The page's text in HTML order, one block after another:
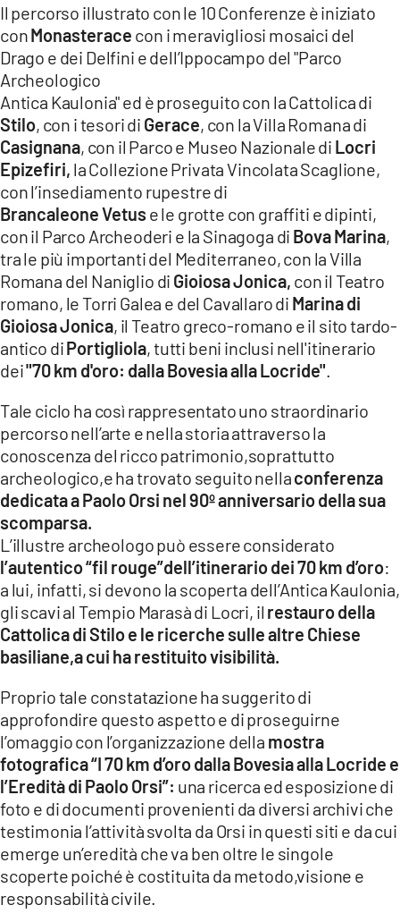
ANDROID
APPLE
Il percorso illustrato con le 10 Conferenze è iniziato
conMonasterace con i meravigliosi mosaici del
Drago e dei Delfini e dell’Ippocampo del "Parco
Archeologico
Antica Kaulonia" ed è proseguito con la Cattolica di
Stilo, con i tesori di Gerace, con la Villa Romana di
Casignana, con il Parco e Museo Nazionale di Locri
Epizefiri, la Collezione Privata Vincolata Scaglione,
con l’insediamento rupestre di
Brancaleone Vetus e le grotte con graffiti e dipinti,
con il Parco Archeoderi e la Sinagoga di Bova Marina,
tra le più importanti del Mediterraneo, con la Villa
Romana del Naniglio di Gioiosa Jonica, con il Teatro
romano, le Torri Galea e del Cavallaro di Marina di
Gioiosa Jonica, il Teatro greco-romano e il sito tardo-
antico diPortigliola, tutti beni inclusi nell'itinerario
dei"70 km d'oro: dalla Bovesia alla Locride"
Tale ciclo ha così rappresentato uno straordinario
percorso nell’arte e nella storia attraverso la
conoscenza del ricco patrimonio,soprattutto
archeologico,e ha trovato seguito nellaconferenza
dedicata a Paolo Orsi nel 90º anniversario della sua
scomparsa.
L’illustre archeologo può essere considerato
l’autentico “fil rouge”dell’itinerario dei 70 km d’oro:
a lui, infatti, si devono la scoperta dell’Antica Kaulonia,
gli scavi al Tempio Marasà di Locri, il restauro della
Cattolica di Stilo e le ricerche sulle altre Chiese
basiliane,a cui ha restituito visibilità.
Proprio tale constatazione ha suggerito di
approfondire questo aspetto e di proseguirne
l’omaggio con l’organizzazione della mostra
fotografica “I 70 km d’oro dalla Bovesia alla Locride e
l’Eredità di Paolo Orsi”: una ricerca ed esposizione di
foto e di documenti provenienti da diversi archivi che
testimonia l’attività svolta da Orsi in questi siti e da cui
emerge un’eredità che va ben oltre le singole
scoperte poiché è costituita da metodo,visione e
responsabilità civile.